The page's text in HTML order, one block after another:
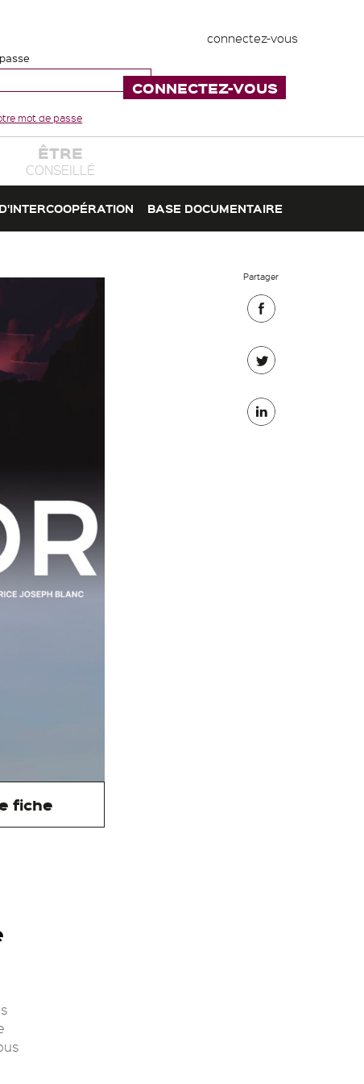
connectez-vous
mot de passe
ÊTRE
CONSEILLÉ
BASE DOCUMENTAIRE
fiche
Partager
sur
Facebook
sur
Twitter